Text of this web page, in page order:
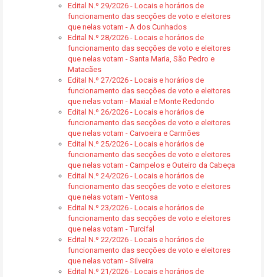
Edital N.º 29/2026 - Locais e horários de
funcionamento das secções de voto e eleitores
que nelas votam - A dos Cunhados
Edital N.º 28/2026 - Locais e horários de
funcionamento das secções de voto e eleitores
que nelas votam - Santa Maria, São Pedro e
Matacães
Edital N.º 27/2026 - Locais e horários de
funcionamento das secções de voto e eleitores
que nelas votam - Maxial e Monte Redondo
Edital N.º 26/2026 - Locais e horários de
funcionamento das secções de voto e eleitores
que nelas votam - Carvoeira e Carmões
Edital N.º 25/2026 - Locais e horários de
funcionamento das secções de voto e eleitores
que nelas votam - Campelos e Outeiro da Cabeça
Edital N.º 24/2026 - Locais e horários de
funcionamento das secções de voto e eleitores
que nelas votam - Ventosa
Edital N.º 23/2026 - Locais e horários de
funcionamento das secções de voto e eleitores
que nelas votam - Turcifal
Edital N.º 22/2026 - Locais e horários de
funcionamento das secções de voto e eleitores
que nelas votam - Silveira
Edital N.º 21/2026 - Locais e horários de